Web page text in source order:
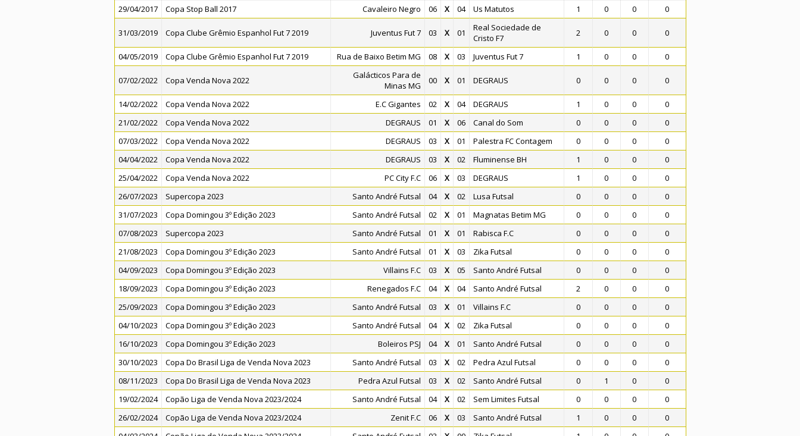
29/04/2017 Copa Stop Ball 2017 Cavaleiro Negro 06 X 04 Us Matutos 1 0 0 0
31/03/2019 Copa Clube Grêmio Espanhol Fut 7 2019 Juventus Fut 7 03 X 01
Real Sociedade de
Cristo F7
2 0 0 0
04/05/2019 Copa Clube Grêmio Espanhol Fut 7 2019 Rua de Baixo Betim MG 08 X 03 Juventus Fut 7 1 0 0 0
07/02/2022 Copa Venda Nova 2022
Galácticos Para de
Minas MG
00 X 01 DEGRAUS 0 0 0 0
14/02/2022 Copa Venda Nova 2022 E.C Gigantes 02 X 04 DEGRAUS 1 0 0
0
21/02/2022
Copa Venda Nova 2022 DEGRAUS 01 X 06 Canal do Som 0 0 0
0
07/03/2022
Copa Venda Nova 2022 DEGRAUS 03 X 01 Palestra FC Contagem 0 0 0
0
04/04/2022
Copa Venda Nova 2022 DEGRAUS 03 X 02 Fluminense BH 1 0 0
0
25/04/2022
Copa Venda Nova 2022 PC City F.C 06 X 03 DEGRAUS 1 0 0
0
26/07/2023
Supercopa 2023 Santo André Futsal 04 X 02 Lusa Futsal 0 0 0
0
31/07/2023
Copa Domingou 3º Edição 2023 Santo André Futsal 02 X 01 Magnatas Betim MG 0 0 0
0
07/08/2023
Supercopa 2023 Santo André Futsal 01 X 01 Rabisca F.C 0 0 0
0
21/08/2023
Copa Domingou 3º Edição 2023 Santo André Futsal 01 X 03 Zika Futsal 0 0 0
0
04/09/2023
Copa Domingou 3º Edição 2023 Villains F.C 03 X 05 Santo André Futsal 0 0 0
0
18/09/2023
Copa Domingou 3º Edição 2023 Renegados F.C 04 X 04 Santo André Futsal 2 0 0
0
25/09/2023
Copa Domingou 3º Edição 2023 Santo André Futsal 03 X 01 Villains F.C 0 0 0
0
04/10/2023
Copa Domingou 3º Edição 2023 Santo André Futsal 04 X 02 Zika Futsal 0 0 0
0
16/10/2023
Copa Domingou 3º Edição 2023 Boleiros PSJ 04 X 01 Santo André Futsal 0 0 0
0
30/10/2023
Copa Do Brasil Liga de Venda Nova 2023 Santo André Futsal 03 X 02 Pedra Azul Futsal 0 0 0
0
08/11/2023
Copa Do Brasil Liga de Venda Nova 2023 Pedra Azul Futsal 03 X 02 Santo André Futsal 0 1 0
0
19/02/2024
Copão Liga de Venda Nova 2023/2024 Santo André Futsal 04 X 02 Sem Limites Futsal 0 0 0
0
26/02/2024
Copão Liga de Venda Nova 2023/2024 Zenit F.C 06 X 03 Santo André Futsal 1 0 0
0